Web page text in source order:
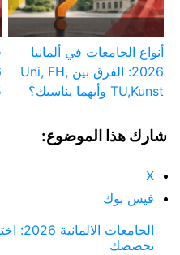
أنواع الجامعات في ألمانيا
2026: الفرق بين Uni, FH,
TU,Kunst وأيهما يناسبك؟
5
شارك هذا الموضوع:
X
فيس بوك
تخصصك